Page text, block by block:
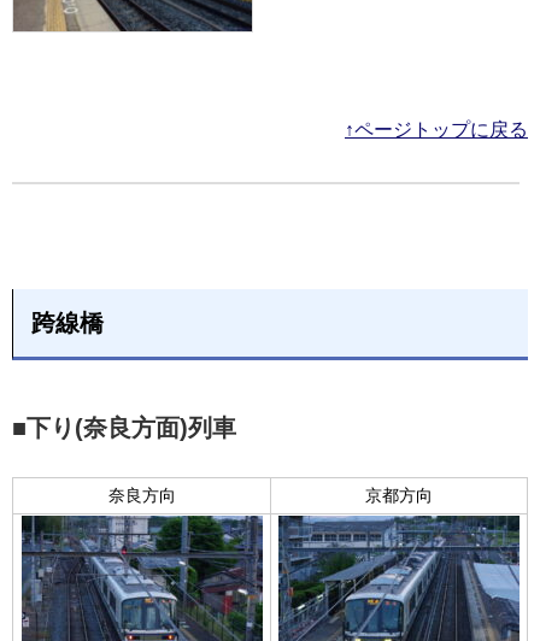
↑ページトップに戻る
跨線橋
■下り(奈良方面)列車
奈良方向 京都方向